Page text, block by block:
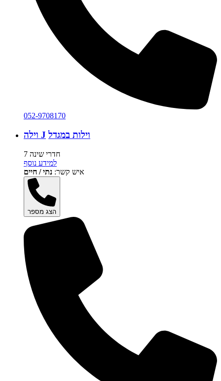
052-9708170
וילה J וילות במגדל
7 חדרי שינה
למידע נוסף
איש קשר: נתי / חיים
הצג מספר